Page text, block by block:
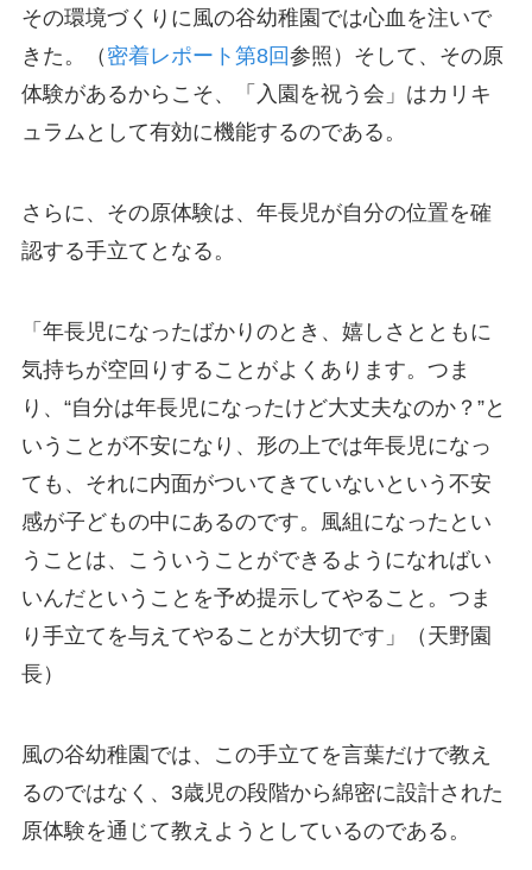
その環境づくりに風の谷幼稚園では心血を注いで
きた。（ 密着レポート第8回参照）そして、その原
体験があるからこそ、「入園を祝う会」はカリキ
ュラムとして有効に機能するのである。
さらに、その原体験は、年長児が自分の位置を確
認する手立てとなる。
「年長児になったばかりのとき、嬉しさとともに
気持ちが空回りすることがよくあります。つま
り、“自分は年長児になったけど大丈夫なのか？”と
いうことが不安になり、形の上では年長児になっ
ても、それに内面がついてきていないという不安
感が子どもの中にあるのです。風組になったとい
うことは、こういうことができるようになればい
いんだということを予め提示してやること。つま
り手立てを与えてやることが大切です」（天野園
長）
風の谷幼稚園では、この手立てを言葉だけで教え
るのではなく、3歳児の段階から綿密に設計された
原体験を通じて教えようとしているのである。